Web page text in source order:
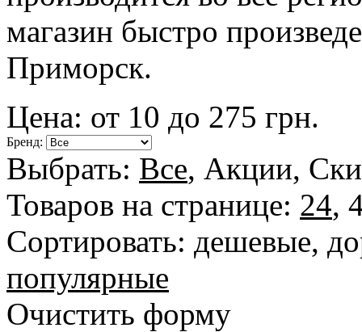
магазин быстро
Приморск.
Цена: от 10 до 275 грн.
Бренд:
Выбрать: Все, Акции,
Товаров на странице: 24,
Сортировать: дешевые,
популярные
Очистить форму